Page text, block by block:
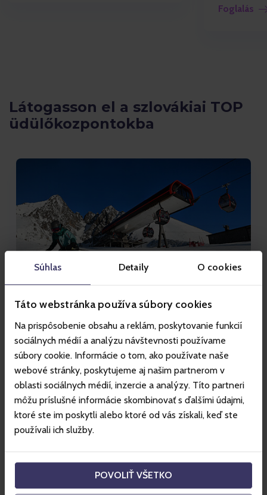
Súhlas Detaily O cookies
Táto webstránka používa súbory cookies
Na prispôsobenie obsahu a reklám, poskytovanie funkcií
sociálnych médií a analýzu návštevnosti používame
súbory cookie. Informácie o tom, ako používate naše
webové stránky, poskytujeme aj našim partnerom v
oblasti sociálnych médií, inzercie a analýzy. Títo partneri
môžu príslušné informácie skombinovať s ďalšími údajmi,
ktoré ste im poskytli alebo ktoré od vás získali, keď ste
používali ich služby.
POVOLIŤ VŠETKO
Foglalás
Látogasson el a szlovákiai TOP
üdülőkozpontokba
Magas-Tátra hegyi
üdülőközpont
A Magas-Tátra hegyvidéki tája nem hagy senkit hidegen.
Ez a természeti kincs, a tátrai havasok egy életre szóló
szerelem. Tessék befáradni!
Az üdülőközpontról bővebben